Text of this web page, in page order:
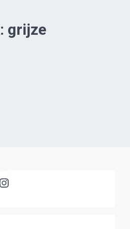
grijze
RSS feed